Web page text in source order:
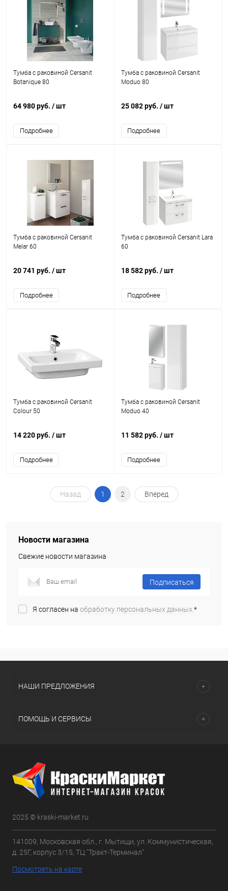
Тумба с раковиной Cersanit
Botanique 80
64 980 руб. / шт
Подробнее
Тумба с раковиной Cersanit
Moduo 80
25 082 руб. / шт
Подробнее
Тумба с раковиной Cersanit
Melar 60
20 741 руб. / шт
Подробнее
Тумба с раковиной Cersanit Lara
60
18 582 руб. / шт
Подробнее
Тумба с раковиной Cersanit
Colour 50
14 220 руб. / шт
Подробнее
Тумба с раковиной Cersanit
Moduo 40
11 582 руб. / шт
Подробнее
Назад 1 2 Вперед
Новости магазина
Свежие новости магазина
Подписаться
Я согласен на обработку персональных данных.*
НАШИ ПРЕДЛОЖЕНИЯ
ПОМОЩЬ И СЕРВИСЫ
2025 © kraski-market.ru
141009, Московская обл., г. Мытищи, ул. Коммунистическая,
д. 25Г, корпус 3/15, ТЦ "Тракт-Терминал"
Посмотреть на карте